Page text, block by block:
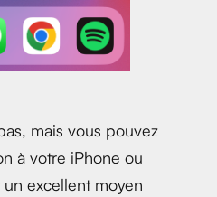
mais vous pouvez
à votre iPhone ou
excellent moyen